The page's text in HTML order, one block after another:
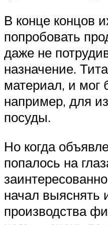
В конце концов
попробовать
даже не
назначение.
материал, и мог
например, для
посуды.
Но когда
попалось на
начал выяснять
производства